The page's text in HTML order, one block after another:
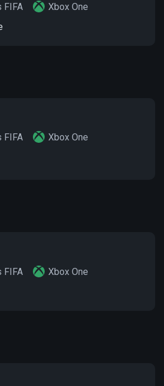
FIFA
Xbox One
FIFA Xbox One
FIFA
Xbox One